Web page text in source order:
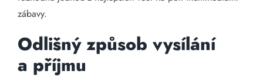
zábavy.
Odlišný způsob vysílání
a příjmu